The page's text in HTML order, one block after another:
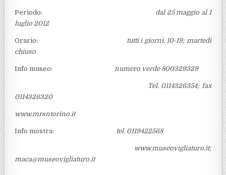
Periodo: dal 25 maggio al 1
luglio 2012
Orario: tutti i giorni, 10-19; martedì
chiuso
Info museo: numero verde 800329329
Tel. 0114326354; fax
0114326320
www.mrsntorino.it
Info mostra: tel. 0119422568
www.museovigliaturo.it;
maca@museovigliaturo.it